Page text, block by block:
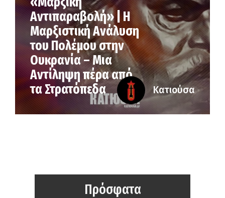
Αντιπαραβολή» | Η
Μαρξιστική Ανάλυση
του Πολέμου στην
Ουκρανία – Μια
Αντίληψη πέρα από
τα Στρατόπεδα
Κατιούσα
Πρόσφατα